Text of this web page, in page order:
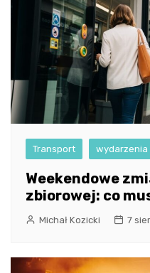
Transport wydarzenia
Weekendowe
zbiorowej: co
Michał Kozicki 7